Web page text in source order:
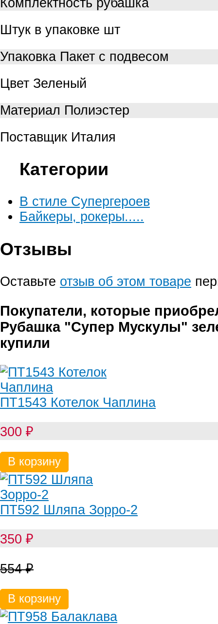
Штук в упаковке шт
Упаковка Пакет с подвесом
Цвет Зеленый
Материал Полиэстер
Поставщик Италия
Категории
В стиле Супергероев
Байкеры, рокеры.....
Отзывы
Оставьте отзыв об этом товаре
Покупатели, которые
Рубашка "Супер Мускулы"
купили
ПТ1543 Котелок Чаплина
300 ₽
В корзину
ПТ592 Шляпа Зорро-2
350 ₽
554₽
В корзину